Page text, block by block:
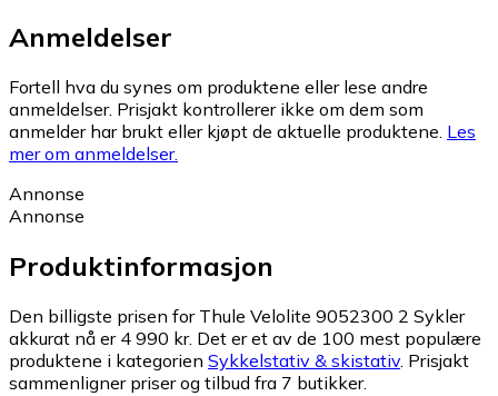
Anmeldelser
Fortell hva du synes om produktene eller lese andre
anmeldelser. Prisjakt kontrollerer ikke om dem som
anmelder har brukt eller kjøpt de aktuelle produktene. Les
mer om anmeldelser.
Annonse
Annonse
Produktinformasjon
Den billigste prisen for Thule Velolite 9052300 2 Sykler
akkurat nå er 4 990 kr. Det er et av de 100 mest populære
produktene i kategorien Sykkelstativ & skistativ. Prisjakt
sammenligner priser og tilbud fra 7 butikker.